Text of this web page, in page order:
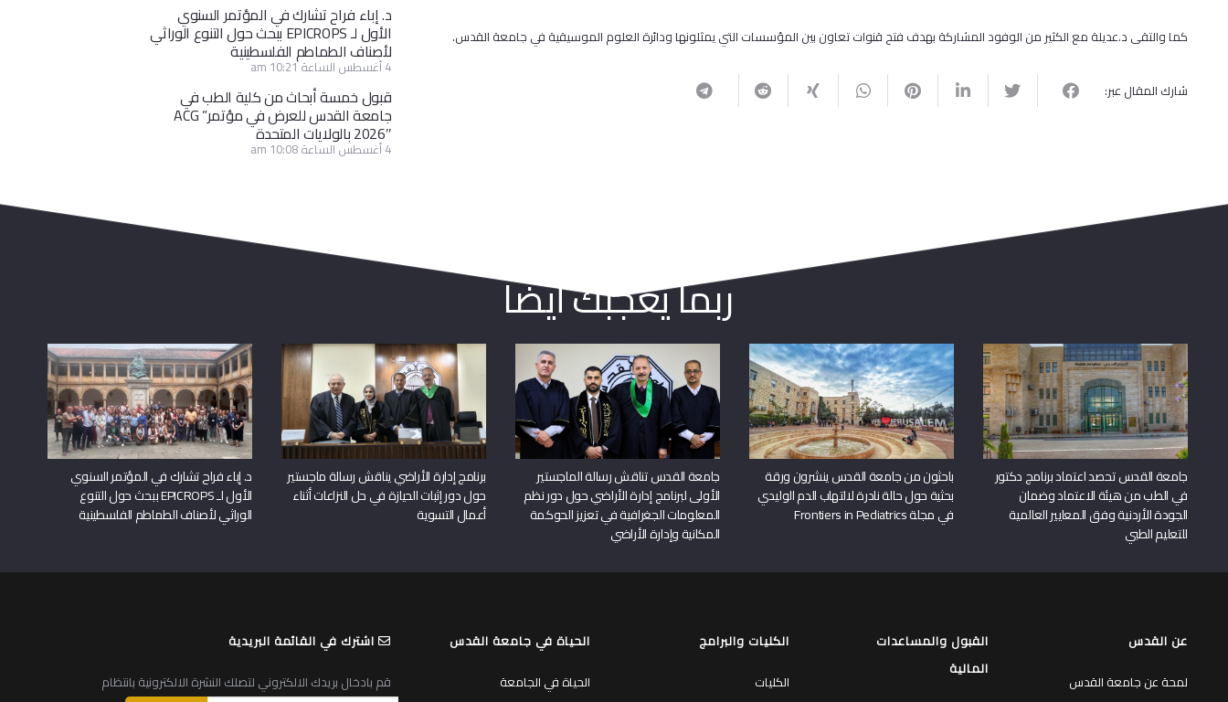
كما والتقى د.عديلة مع الكثير من الوفود المشاركة بهدف فتح قنوات تعاون بين المؤسسات التي يمثلونها ودائرة العلوم الموسيقية في جامعة القدس.
شارك المقال عبر:
د. إباء فراح تشارك في المؤتمر السنوي
الأول لـ EPICROPS ببحث حول التنوع الوراثي
لأصناف الطماطم الفلسطينية
4 أغسطس الساعة 10:21 am
قبول خمسة أبحاث من كلية الطب في
جامعة القدس للعرض في مؤتمر” ACG
2026″ بالولايات المتحدة
4 أغسطس الساعة 10:08 am
ربما يعجبك أيضا
جامعة القدس تحصد اعتماد برنامج دكتور
في الطب من هيئة الاعتماد وضمان
الجودة الأردنية وفق المعايير العالمية
للتعليم الطبي
باحثون من جامعة القدس ينشرون ورقة
بحثية حول حالة نادرة لالتهاب الدم الوليدي
في مجلة Frontiers in Pediatrics
جامعة القدس تناقش رسالة الماجستير
الأولى لبرنامج إدارة الأراضي حول دور نظم
المعلومات الجغرافية في تعزيز الحوكمة
المكانية وإدارة الأراضي
برنامج إدارة الأراضي يناقش رسالة ماجستير
حول دور إثبات الحيازة في حل النزاعات أثناء
أعمال التسوية
د. إباء فراح تشارك في المؤتمر السنوي
الأول لـ EPICROPS ببحث حول التنوع
الوراثي لأصناف الطماطم الفلسطينية
عن القدس
لمحة عن جامعة القدس
القبول والمساعدات
المالية
الكليات والبرامج
الكليات
الحياة في جامعة القدس
الحياة في الجامعة
اشترك في القائمة البريدية
قم بادخال بريدك الالكتروني لتصلك النشرة الالكترونية بانتظام